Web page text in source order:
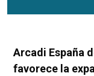
Arcadi España
favorece la